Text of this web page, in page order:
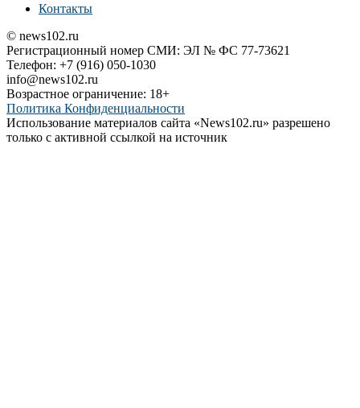
Контакты
© news102.ru
Регистрационный номер СМИ: ЭЛ № ФС 77-73621
Телефон: +7 (916) 050-1030
info@news102.ru
Возрастное ограничение: 18+
Политика Конфиденциальности
Использование материалов сайта «News102.ru» разрешено
только с активной ссылкой на источник